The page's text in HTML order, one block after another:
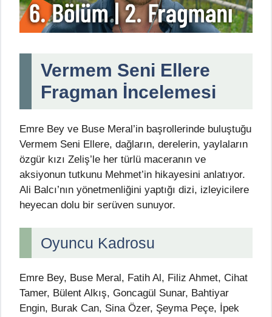
Vermem Seni Ellere
Fragman İncelemesi
Emre Bey ve Buse Meral’in başrollerinde buluştuğu
Vermem Seni Ellere, dağların, derelerin, yaylaların
özgür kızı Zeliş’le her türlü maceranın ve
aksiyonun tutkunu Mehmet’in hikayesini anlatıyor.
Ali Balcı’nın yönetmenliğini yaptığı dizi, izleyicilere
heyecan dolu bir serüven sunuyor.
Oyuncu Kadrosu
Emre Bey, Buse Meral, Fatih Al, Filiz Ahmet, Cihat
Tamer, Bülent Alkış, Goncagül Sunar, Bahtiyar
Engin, Burak Can, Sina Özer, Şeyma Peçe, İpek